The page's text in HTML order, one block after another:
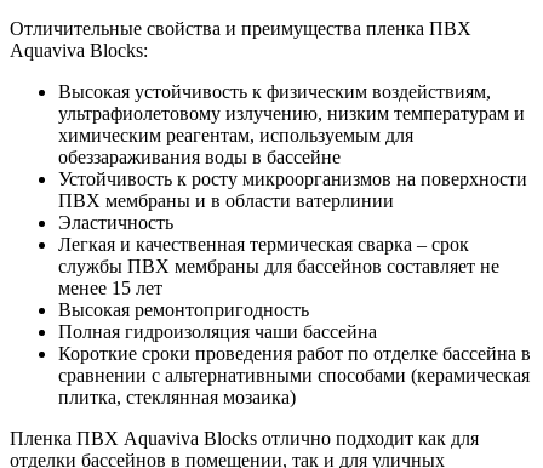
Отличительные свойства и преимущества пленка ПВХ
Aquaviva Blocks:
Высокая устойчивость к физическим воздействиям,
ультрафиолетовому излучению, низким температурам и
химическим реагентам, используемым для
обеззараживания воды в бассейне
Устойчивость к росту микроорганизмов на поверхности
ПВХ мембраны и в области ватерлинии
Эластичность
Легкая и качественная термическая сварка – срок
службы ПВХ мембраны для бассейнов составляет не
менее 15 лет
Высокая ремонтопригодность
Полная гидроизоляция чаши бассейна
Короткие сроки проведения работ по отделке бассейна в
сравнении с альтернативными способами (керамическая
плитка, стеклянная мозаика)
Пленка ПВХ Aquaviva Blocks отлично подходит как для
отделки бассейнов в помещении, так и для уличных